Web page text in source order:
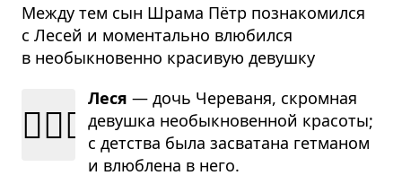
Между тем сын Шрама Пётр познакомился
с Лесей и моментально влюбился
в необыкновенно красивую девушку
👰🏻‍♀️
Леся — дочь Чере­ваня, скром­ная
девушка необык­но­вен­ной кра­соты;
с дет­ства была засва­тана гет­ма­ном
и влюб­лена в него.